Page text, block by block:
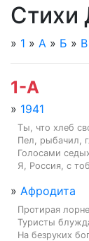
Стихи
» 1 » А » Б » В
1-А
» 1941
Ты, что хлеб
Пел, рыбачил,
Голосами
Я, Россия, с
» Афродита
Протирая
Туристы
На безруких